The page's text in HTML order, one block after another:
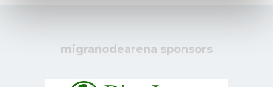
migranodearena sponsors